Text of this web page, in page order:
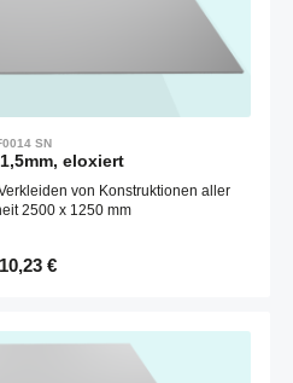
SN
eloxiert
von Konstruktionen aller
2500 x 1250 mm
Preis:
€